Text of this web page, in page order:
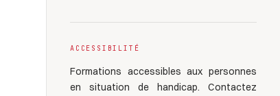
ACCESSIBILITÉ
Formations accessibles aux personnes
en situation de handicap. Contactez